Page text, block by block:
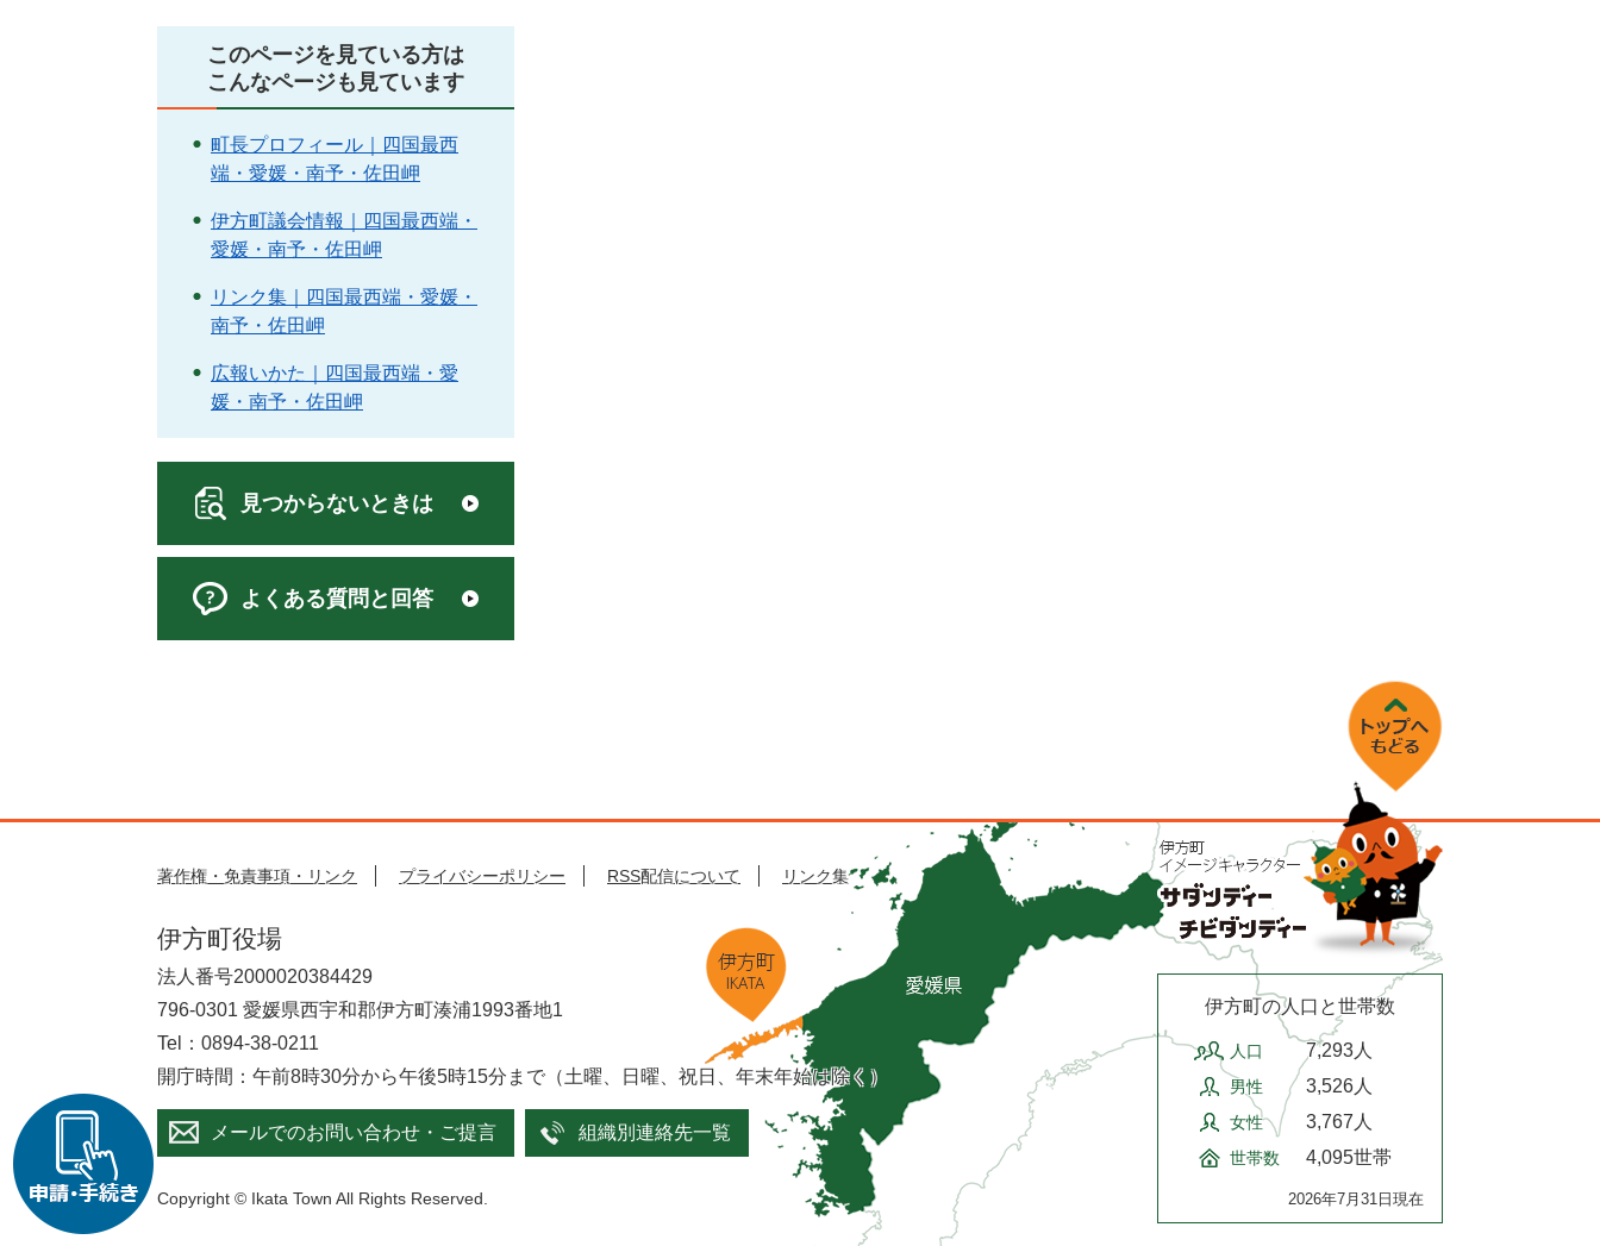
このページを見ている方は
こんなページも見ています
町長プロフィール｜四国最西
端・愛媛・南予・佐田岬
伊方町議会情報｜四国最西端・
愛媛・南予・佐田岬
リンク集｜四国最西端・愛媛・
南予・佐田岬
広報いかた｜四国最西端・愛
媛・南予・佐田岬
見つからないときは
よくある質問と回答
著作権・免責事項・リンク プライバシーポリシー RSS配信について リンク集
伊方町役場
法人番号2000020384429
796-0301 愛媛県西宇和郡伊方町湊浦1993番地1
Tel：0894-38-0211
開庁時間：午前8時30分から午後5時15分まで（土曜、日曜、祝日、年末年始は除く）
メールでのお問い合わせ・ご提言 組織別連絡先一覧
伊方町の人口と世帯数
人口 7,293人
男性 3,526人
女性 3,767人
世帯数 4,095世帯
2026年7月31日現在
Copyright © Ikata Town All Rights Reserved.